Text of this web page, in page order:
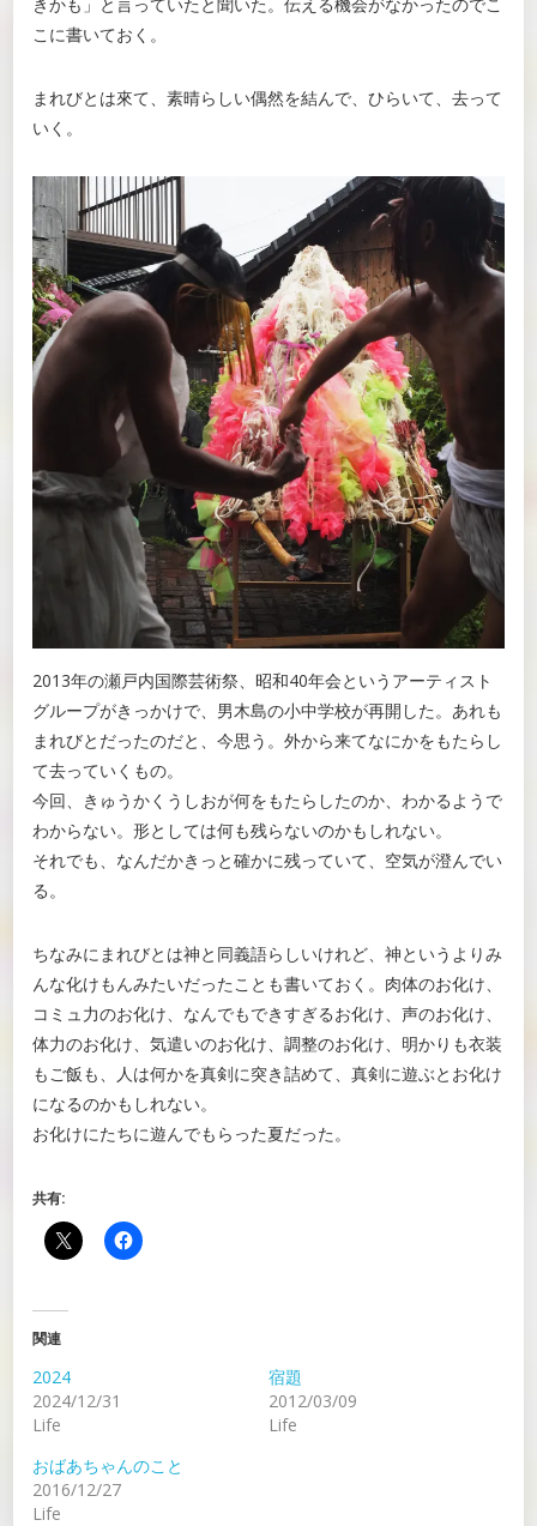
こに書いておく。
まれびとは來て、素晴らしい偶然を結んで、ひらいて、去って
いく。
2013年の瀬戸内国際芸術祭、昭和40年会というアーティスト
グループがきっかけで、男木島の小中学校が再開した。あれも
まれびとだったのだと、今思う。外から来てなにかをもたらし
て去っていくもの。
今回、きゅうかくうしおが何をもたらしたのか、わかるようで
わからない。形としては何も残らないのかもしれない。
それでも、なんだかきっと確かに残っていて、空気が澄んでい
る。
ちなみにまれびとは神と同義語らしいけれど、神というよりみ
んな化けもんみたいだったことも書いておく。肉体のお化け、
コミュ力のお化け、なんでもできすぎるお化け、声のお化け、
体力のお化け、気遣いのお化け、調整のお化け、明かりも衣装
もご飯も、人は何かを真剣に突き詰めて、真剣に遊ぶとお化け
になるのかもしれない。
お化けにたちに遊んでもらった夏だった。
共有:
関連
2024
2024/12/31
Life
宿題
2012/03/09
Life
おばあちゃんのこと
2016/12/27
Life